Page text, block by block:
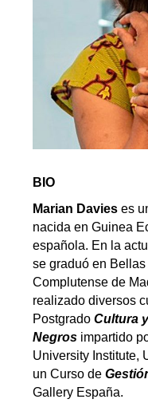
BIO
Marian Davies es
nacida en Guinea
española. En la
se graduó en
Complutense de
realizado diversos
PostgradoCultura
Negros impartido
University Institute,
un Curso de
Gallery España.